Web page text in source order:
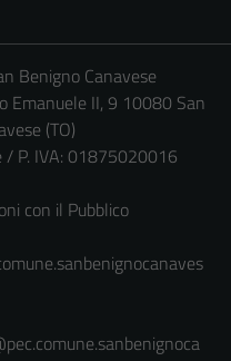
Benigno Canavese
Emanuele II, 9 10080 San
(TO)
/ P. IVA: 01875020016
con il Pubblico